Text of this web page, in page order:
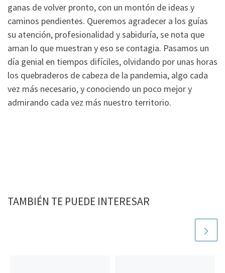
ganas de volver pronto, con un montón de ideas y
caminos pendientes. Queremos agradecer a los guías
su atención, profesionalidad y sabiduría, se nota que
aman lo que muestran y eso se contagia. Pasamos un
día genial en tiempos difíciles, olvidando por unas horas
los quebraderos de cabeza de la pandemia, algo cada
vez más necesario, y conociendo un poco mejor y
admirando cada vez más nuestro territorio.
TAMBIÉN TE PUEDE INTERESAR